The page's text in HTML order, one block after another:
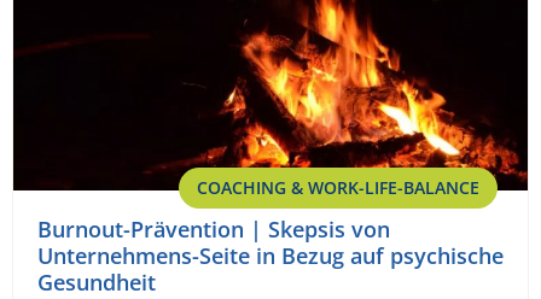
COACHING & WORK-LIFE-BALANCE
Burnout-Prävention | Skepsis von
Unternehmens-Seite in Bezug auf psychische
Gesundheit